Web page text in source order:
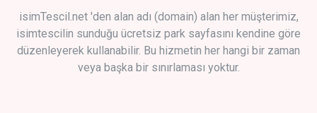
isimTescil.net 'den alan adı (domain) alan her müşterimiz,
isimtescilin sunduğu ücretsiz park sayfasını kendine göre
düzenleyerek kullanabilir. Bu hizmetin her hangi bir zaman
veya başka bir sınırlaması yoktur.